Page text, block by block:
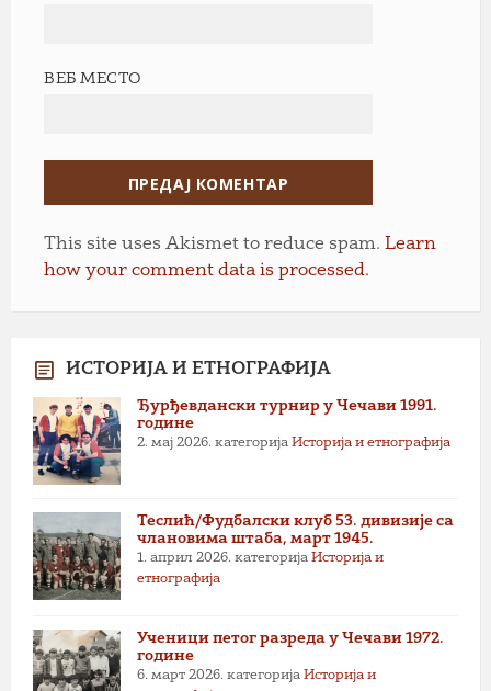
ВЕБ МЕСТО
This site uses Akismet to reduce spam. Learn
how your comment data is processed.
ИСТОРИЈА И ЕТНОГРАФИЈА
Ђурђевдански турнир у Чечави 1991.
године
2. мај 2026. категорија Историја и етнографија
Теслић/Фудбалски клуб 53. дивизије са
члановима штаба, март 1945.
1. април 2026. категорија Историја и
етнографија
Ученици петог разреда у Чечави 1972.
године
6. март 2026. категорија Историја и